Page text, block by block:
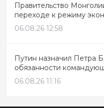
Правительство
переходе к режиму
06.08.26 12:58
Путин назначил Петра
обязанности
06.08.26 11:16